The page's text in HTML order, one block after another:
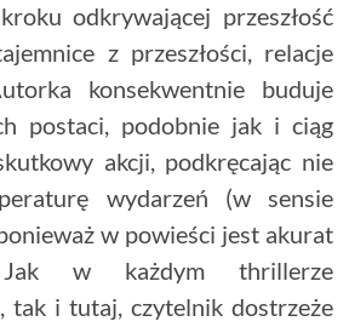
odkrywającej przeszłość
z przeszłości, relacje
konsekwentnie buduje
postaci, podobnie jak i ciąg
akcji, podkręcając nie
wydarzeń (w sensie
w powieści jest akurat
w każdym thrillerze
tak i tutaj, czytelnik dostrzeże